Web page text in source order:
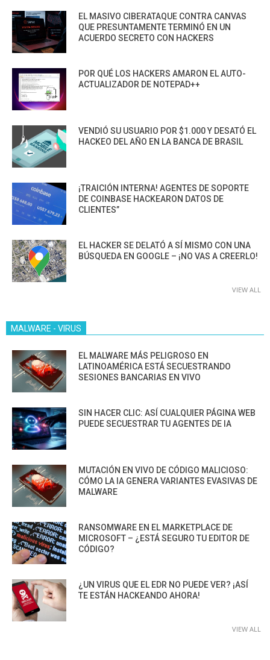
EL MASIVO CIBERATAQUE CONTRA CANVAS
QUE PRESUNTAMENTE TERMINÓ EN UN
ACUERDO SECRETO CON HACKERS
POR QUÉ LOS HACKERS AMARON EL AUTO-
ACTUALIZADOR DE NOTEPAD++
VENDIÓ SU USUARIO POR $1.000 Y DESATÓ EL
HACKEO DEL AÑO EN LA BANCA DE BRASIL
¡TRAICIÓN INTERNA! AGENTES DE SOPORTE
DE COINBASE HACKEARON DATOS DE
CLIENTES”
EL HACKER SE DELATÓ A SÍ MISMO CON UNA
BÚSQUEDA EN GOOGLE – ¡NO VAS A CREERLO!
VIEW ALL
MALWARE - VIRUS
EL MALWARE MÁS PELIGROSO EN
LATINOAMÉRICA ESTÁ SECUESTRANDO
SESIONES BANCARIAS EN VIVO
SIN HACER CLIC: ASÍ CUALQUIER PÁGINA WEB
PUEDE SECUESTRAR TU AGENTES DE IA
MUTACIÓN EN VIVO DE CÓDIGO MALICIOSO:
CÓMO LA IA GENERA VARIANTES EVASIVAS DE
MALWARE
RANSOMWARE EN EL MARKETPLACE DE
MICROSOFT – ¿ESTÁ SEGURO TU EDITOR DE
CÓDIGO?
¿UN VIRUS QUE EL EDR NO PUEDE VER? ¡ASÍ
TE ESTÁN HACKEANDO AHORA!
VIEW ALL